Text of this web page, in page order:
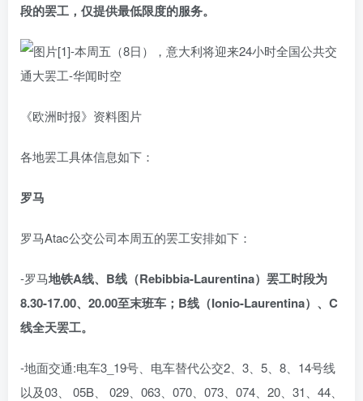
段的罢工，仅提供最低限度的服务。
《欧洲时报》资料图片
各地罢工具体信息如下：
罗马
罗马Atac公交公司本周五的罢工安排如下：
-罗马地铁A线、B线（Rebibbia-Laurentina）罢工时段为
8.30-17.00、20.00至末班车；B线（Ionio-Laurentina）、C
线全天罢工。
-地面交通:电车3_19号、电车替代公交2、3、5、8、14号线
以及03、 05B、 029、063、070、073、074、20、31、44、